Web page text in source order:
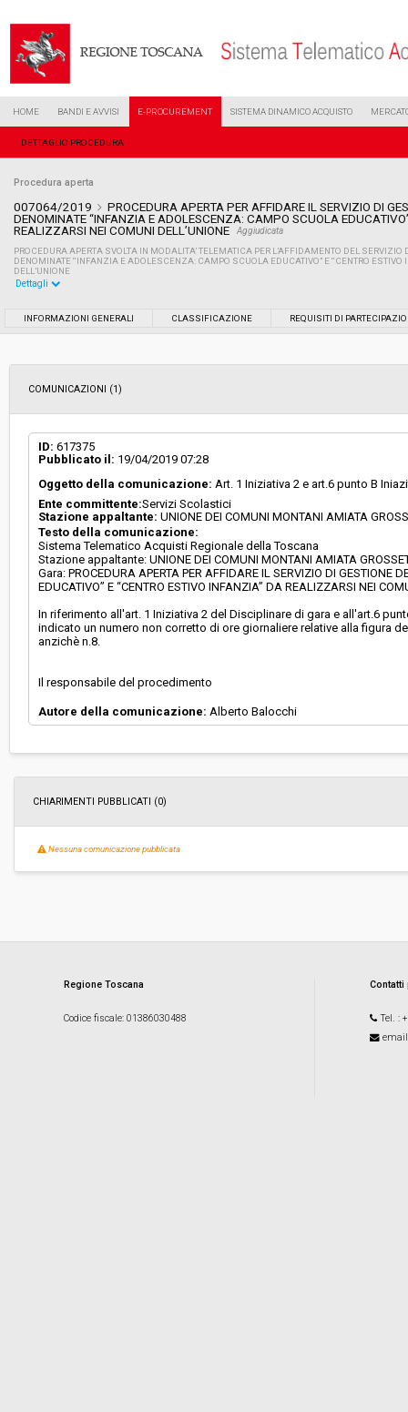
HOME BANDI E AVVISI E-PROCUREMENT SISTEMA DINAMICO ACQUISTO
DETTAGLIO PROCEDURA
Procedura aperta
007064/2019
PROCEDURA APERTA PER AFFIDARE IL SERVIZIO DI
DENOMINATE “INFANZIA E ADOLESCENZA: CAMPO SCUOLA
REALIZZARSI NEI COMUNI DELL’UNIONE
Aggiudicata
PROCEDURA APERTA SVOLTA IN MODALITA’ TELEMATICA PER L’AFFIDAMENTO DEL
DENOMINATE “INFANZIA E ADOLESCENZA: CAMPO SCUOLA EDUCATIVO” E “CENTRO
DELL’UNIONE
Data pubblicazione:
Svolgimento:
Responsabile attuale:
UNIONE DEI COMUNI MONTANI AMIATA
Servizi Scolastici
Dettagli
INFORMAZIONI GENERALI CLASSIFICAZIONE REQUISITI DI
COMUNICAZIONI (1)
ID: 617375
Pubblicato il: 19/04/2019 07:28
Oggetto della comunicazione: Art. 1 Iniziativa 2 e art.6 punto B
Ente committente:Servizi Scolastici
Stazione appaltante: UNIONE DEI COMUNI MONTANI AMIATA
Testo della comunicazione:
Sistema Telematico Acquisti Regionale della Toscana
Stazione appaltante: UNIONE DEI COMUNI MONTANI AMIATA
Gara: PROCEDURA APERTA PER AFFIDARE IL SERVIZIO DI GESTIONE
EDUCATIVO” E “CENTRO ESTIVO INFANZIA” DA REALIZZARSI NEI
In riferimento all'art. 1 Iniziativa 2 del Disciplinare di gara e all'art.6
indicato un numero non corretto di ore giornaliere relative alla figura
anzichè n.8.
Il responsabile del procedimento
Autore della comunicazione: Alberto Balocchi
CHIARIMENTI PUBBLICATI (0)
Nessuna comunicazione pubblicata
Regione Toscana
Codice fiscale: 01386030488 Tel. :
email